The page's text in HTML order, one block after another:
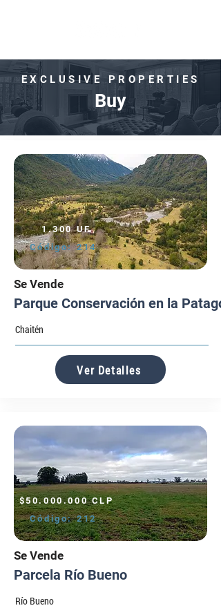
EXCLUSIVE PROPERTIES
Buy
1.300 UF
214
Código:
Se Vende
Parque Conservación en la
Chaitén
Ver Detalles
$50.000.000 CLP
212
Código:
Se Vende
Parcela Río Bueno
Río Bueno